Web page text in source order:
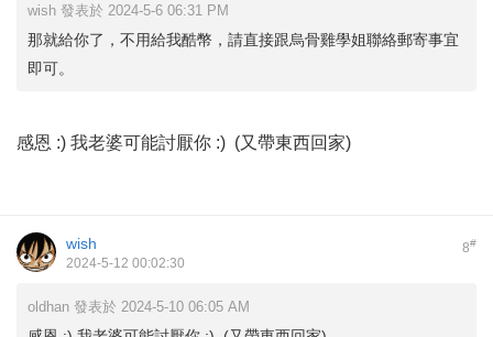
wish 發表於 2024-5-6 06:31 PM
那就給你了，不用給我酷幣，請直接跟烏骨雞學姐聯絡郵寄事宜
即可。
感恩 :) 我老婆可能討厭你 :) (又帶東西回家)
8#
wish
2024-5-12 00:02:30
oldhan 發表於 2024-5-10 06:05 AM